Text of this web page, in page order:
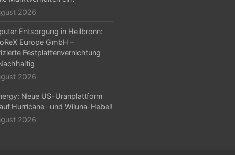
2026
Entsorgung in Heilbronn:
Europe GmbH –
Festplattenvernichtung
2026
Neue US-Uranplattform
Hurricane- und Wiluna-Hebel!
2026